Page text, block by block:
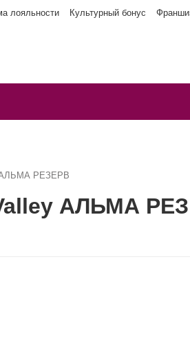
лояльности Культурный бонус
АЛЬМА РЕЗЕРВ
АЛЬМА